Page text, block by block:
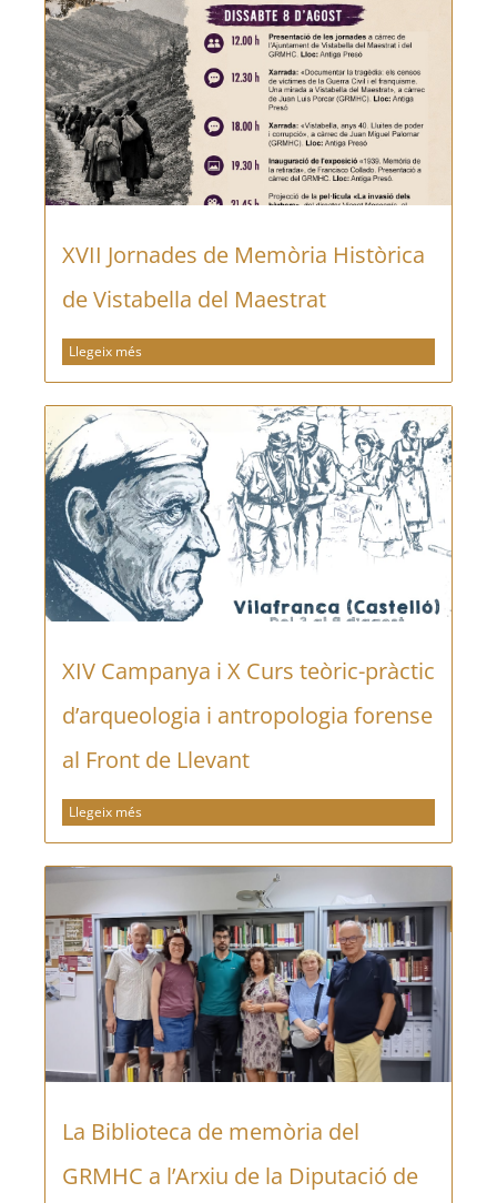
XVII Jornades de Memòria Històrica
de Vistabella del Maestrat
Llegeix més
XIV Campanya i X Curs teòric-pràctic
d’arqueologia i antropologia forense
al Front de Llevant
Llegeix més
La Biblioteca de memòria del
GRMHC a l’Arxiu de la Diputació de